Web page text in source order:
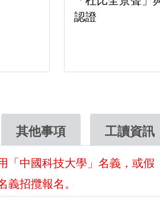
其他事項 工讀資訊